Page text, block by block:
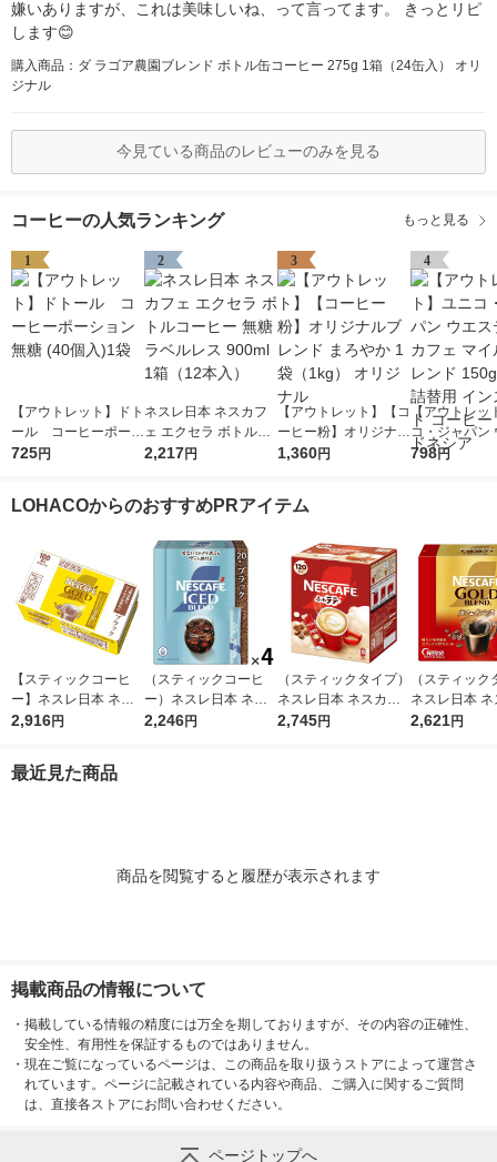
嫌いありますが、これは美味しいね、って言ってます。 きっとリピ
します😊
購入商品：ダ ラゴア農園ブレンド ボトル缶コーヒー 275g 1箱（24缶入） オリ
ジナル
今見ている商品のレビューのみを見る
コーヒーの人気ランキング もっと見る
1
【アウトレット】ドト
ール コーヒーポーシ
ョン 無糖 (40個入)1袋
725円
2
ネスレ日本 ネスカフ
ェ エクセラ ボトルコ
ーヒー 無糖 ラベルレ
2,217円
3
【アウトレット】【コ
ーヒー粉】オリジナル
ブレンド まろやか 1
1,360円
4
【アウトレッ
コ・ジャパン
ティンカフェ
798円
LOHACOからのおすすめPRアイテム
【スティックコーヒ
ー】ネスレ日本 ネス
カフェ ゴールドブレ
2,916円
（スティックコーヒ
ー）ネスレ日本 ネス
カフェ アイスブレン
2,246円
（スティックタイプ）
ネスレ日本 ネスカフ
ェ エクセラ ふわラテ
2,745円
（スティック
ネスレ日本
ェゴールドブ
2,621円
最近見た商品
商品を閲覧すると履歴が表示されます
掲載商品の情報について
・ 掲載している情報の精度には万全を期しておりますが、その内容の正確性、
安全性、有用性を保証するものではありません。
・ 現在ご覧になっているページは、この商品を取り扱うストアによって運営さ
れています。ページに記載されている内容や商品、ご購入に関するご質問
は、直接各ストアにお問い合わせください。
ページトップへ